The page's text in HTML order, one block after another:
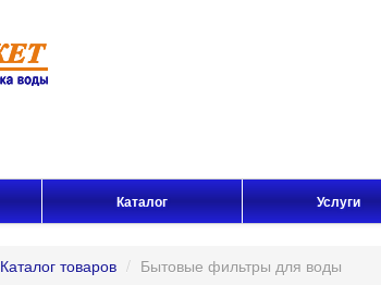
Каталог Услуги
Каталог товаров / Бытовые фильтры для воды